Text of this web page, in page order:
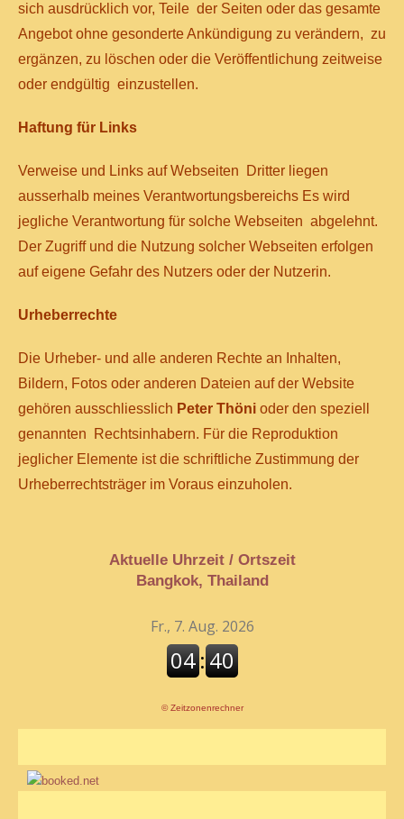
sich ausdrücklich vor, Teile der Seiten oder das gesamte
Angebot ohne gesonderte Ankündigung zu verändern, zu
ergänzen, zu löschen oder die Veröffentlichung zeitweise
oder endgültig einzustellen.
Haftung für Links
Verweise und Links auf Webseiten Dritter liegen
ausserhalb meines Verantwortungsbereichs Es wird
jegliche Verantwortung für solche Webseiten abgelehnt.
Der Zugriff und die Nutzung solcher Webseiten erfolgen
auf eigene Gefahr des Nutzers oder der Nutzerin.
Urheberrechte
Die Urheber- und alle anderen Rechte an Inhalten,
Bildern, Fotos oder anderen Dateien auf der Website
gehören ausschliesslich Peter Thöni oder den speziell
genannten Rechtsinhabern. Für die Reproduktion
jeglicher Elemente ist die schriftliche Zustimmung der
Urheberrechtsträger im Voraus einzuholen.
Aktuelle Uhrzeit / Ortszeit
Bangkok, Thailand
©Zeitzonenrechner